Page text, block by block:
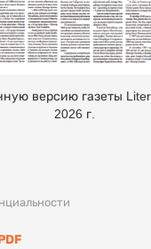
версию газеты
2026 г.